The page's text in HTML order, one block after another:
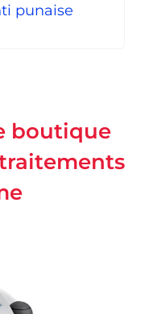
punaise
boutique